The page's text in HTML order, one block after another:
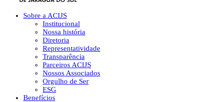
Sobre a ACIJS
Institucional
Nossa história
Diretoria
Representatividade
Transparência
Parceiros ACIJS
Nossos Associados
Orgulho de Ser
ESG
Benefícios